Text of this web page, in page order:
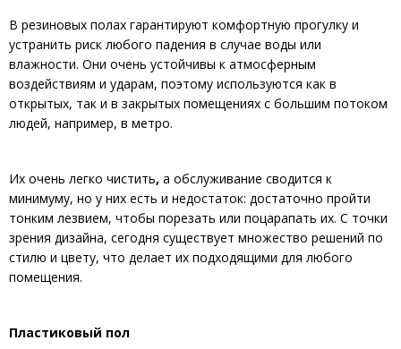
В резиновых полах гарантируют комфортную прогулку и
устранить риск любого падения в случае воды или
влажности. Они очень устойчивы к атмосферным
воздействиям и ударам, поэтому используются как в
открытых, так и в закрытых помещениях с большим потоком
людей, например, в метро.
Их очень легко чистить, а обслуживание сводится к
минимуму, но у них есть и недостаток: достаточно пройти
тонким лезвием, чтобы порезать или поцарапать их. С точки
зрения дизайна, сегодня существует множество решений по
стилю и цвету, что делает их подходящими для любого
помещения.
Пластиковый пол